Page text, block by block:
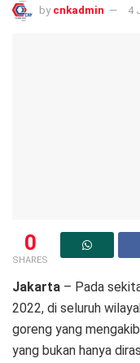
by cnkadmin 4
0
SHARES
Jakarta – Pada
2022, di seluruh
goreng yang
yang bukan hanya